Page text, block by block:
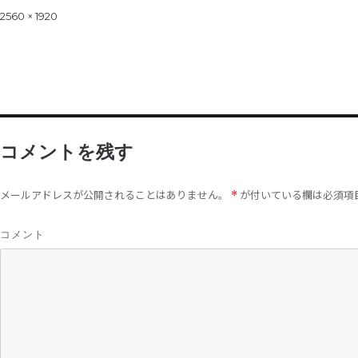
on
Full
2560 × 1920
コメントを残す
メールアドレスが公開されることはありません。 * が付いている欄は必須項
コメント